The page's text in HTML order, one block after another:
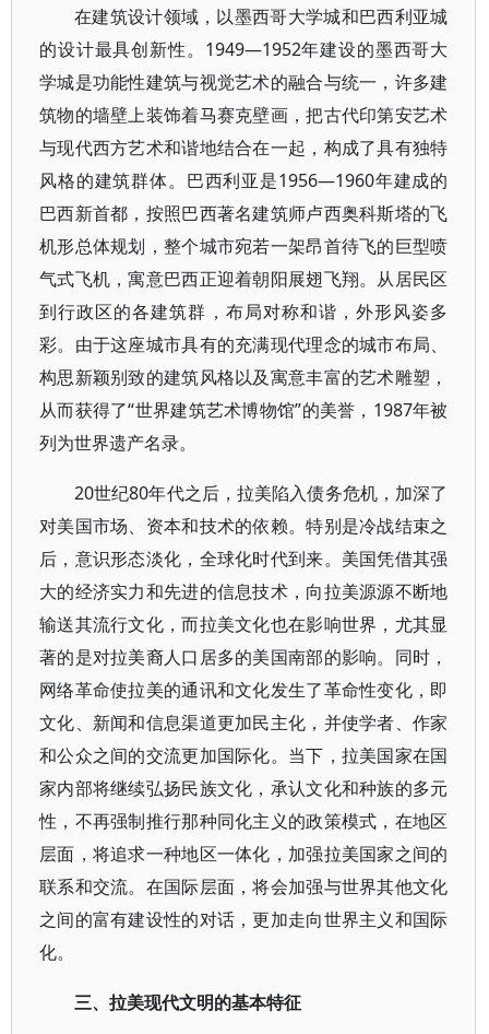
在建筑设计领域，以墨西哥大学城和巴西利亚城
的设计最具创新性。1949—1952年建设的墨西哥大
学城是功能性建筑与视觉艺术的融合与统一，许多建
筑物的墙壁上装饰着马赛克壁画，把古代印第安艺术
与现代西方艺术和谐地结合在一起，构成了具有独特
风格的建筑群体。巴西利亚是1956—1960年建成的
巴西新首都，按照巴西著名建筑师卢西奥科斯塔的飞
机形总体规划，整个城市宛若一架昂首待飞的巨型喷
气式飞机，寓意巴西正迎着朝阳展翅飞翔。从居民区
到行政区的各建筑群，布局对称和谐，外形风姿多
彩。由于这座城市具有的充满现代理念的城市布局、
构思新颖别致的建筑风格以及寓意丰富的艺术雕塑，
从而获得了“世界建筑艺术博物馆”的美誉，1987年被
列为世界遗产名录。
20世纪80年代之后，拉美陷入债务危机，加深了
对美国市场、资本和技术的依赖。特别是冷战结束之
后，意识形态淡化，全球化时代到来。美国凭借其强
大的经济实力和先进的信息技术，向拉美源源不断地
输送其流行文化，而拉美文化也在影响世界，尤其显
著的是对拉美裔人口居多的美国南部的影响。同时，
网络革命使拉美的通讯和文化发生了革命性变化，即
文化、新闻和信息渠道更加民主化，并使学者、作家
和公众之间的交流更加国际化。当下，拉美国家在国
家内部将继续弘扬民族文化，承认文化和种族的多元
性，不再强制推行那种同化主义的政策模式，在地区
层面，将追求一种地区一体化，加强拉美国家之间的
联系和交流。在国际层面，将会加强与世界其他文化
之间的富有建设性的对话，更加走向世界主义和国际
化。
三、拉美现代文明的基本特征